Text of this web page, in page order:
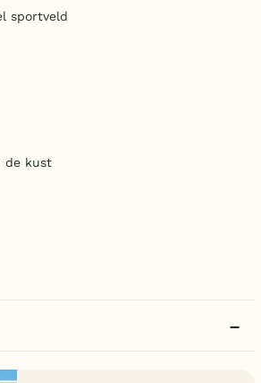
sportveld
de kust